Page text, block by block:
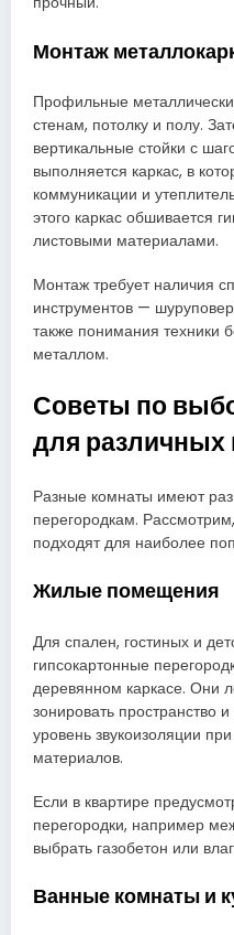
Монтаж
Профильные
стенам, потолку и полу.
вертикальные стойки с
выполняется каркас, в
коммуникации и
этого каркас обшивается
листовыми материалами.
Монтаж требует наличия
инструментов —
также понимания техники
металлом.
Советы по
для
Разные комнаты имеют
перегородкам.
подходят для наиболее
Жилые помещения
Для спален, гостиных и
гипсокартонные
деревянном каркасе. Они
зонировать пространство
уровень звукоизоляции
материалов.
Если в квартире
перегородки, например
выбрать газобетон или
Ванные комнаты и